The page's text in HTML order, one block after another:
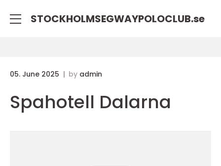
STOCKHOLMSEGWAYPOLOCLUB.se
05. June 2025 by admin
Spahotell Dalarna